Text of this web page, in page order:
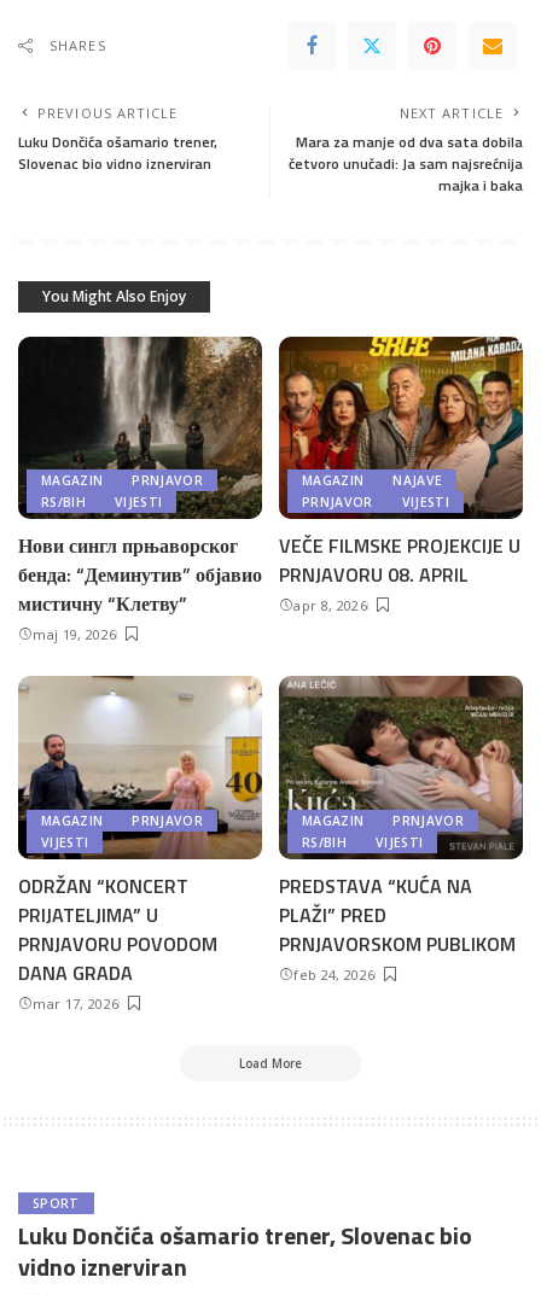
SHARES
PREVIOUS ARTICLE
Luku Dončića ošamario trener,
Slovenac bio vidno iznerviran
NEXT ARTICLE
Mara za manje od dva sata dobila
četvoro unučadi: Ja sam najsrećnija
majka i baka
You Might Also Enjoy
MAGAZIN
PRNJAVOR
RS/BIH
VIJESTI
Нови сингл прњаворског
бенда: “Деминутив” објавио
мистичну “Клетву”
maj 19, 2026
MAGAZIN
NAJAVE
PRNJAVOR
VIJESTI
VEČE FILMSKE PROJEKCIJE U
PRNJAVORU 08. APRIL
apr 8, 2026
MAGAZIN
PRNJAVOR
VIJESTI
ODRŽAN “KONCERT
PRIJATELJIMA” U
PRNJAVORU POVODOM
DANA GRADA
mar 17, 2026
MAGAZIN
PRNJAVOR
RS/BIH
VIJESTI
PREDSTAVA “KUĆA NA
PLAŽI” PRED
PRNJAVORSKOM PUBLIKOM
feb 24, 2026
Load More
SPORT
Luku Dončića ošamario trener, Slovenac bio
vidno iznerviran